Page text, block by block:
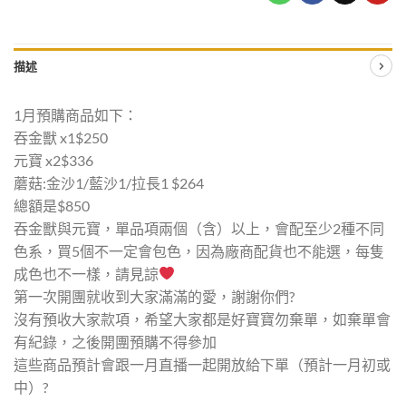
描述
1月預購商品如下：
吞金獸 x1$250
元寶 x2$336
蘑菇:金沙1/藍沙1/拉長1 $264
總額是$850
吞金獸與元寶，單品項兩個（含）以上，會配至少2種不同
色系，買5個不一定會包色，因為廠商配貨也不能選，每隻
成色也不一樣，請見諒
第一次開團就收到大家滿滿的愛，謝謝你們?
沒有預收大家款項，希望大家都是好寶寶勿棄單，如棄單會
有紀錄，之後開團預購不得參加
這些商品預計會跟一月直播一起開放給下單（預計一月初或
中）?